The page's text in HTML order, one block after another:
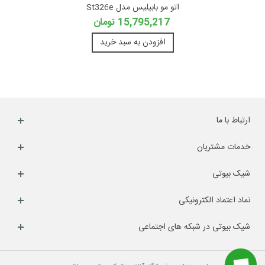
اتو مو بابیلیس مدل St326e
15,795,217 تومان
افزودن به سبد خرید
ارتباط با ما
خدمات مشتریان
شیک بیوتی
نماد اعتماد الکترونیکی
شیک بیوتی در شبکه های اجتماعی